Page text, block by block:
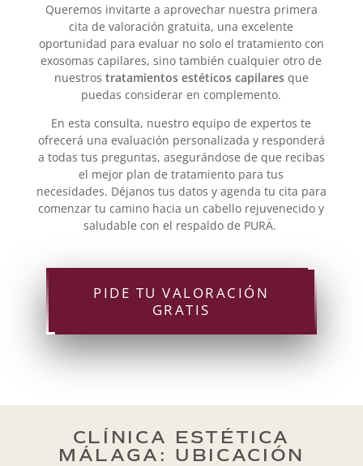
Queremos invitarte a aprovechar nuestra primera
cita de valoración gratuita, una excelente
oportunidad para evaluar no solo el tratamiento con
exosomas capilares, sino también cualquier otro de
nuestros tratamientos estéticos capilaresque
puedas considerar en complemento.
En esta consulta, nuestro equipo de expertos te
ofrecerá una evaluación personalizada y responderá
a todas tus preguntas, asegurándose de que recibas
el mejor plan de tratamiento para tus
necesidades. Déjanos tus datos y agenda tu cita para
comenzar tu camino hacia un cabello rejuvenecido y
saludable con el respaldo de PURÄ.
PIDE TU VALORACIÓN
GRATIS
CLÍNICA ESTÉTICA
MÁLAGA: UBICACIÓN